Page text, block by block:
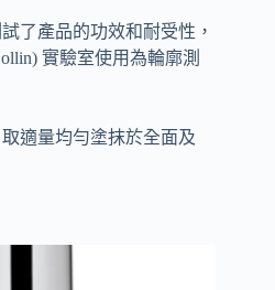
了產品的功效和耐受性，
實驗室使用為輪廓測
適量均勻塗抹於全面及